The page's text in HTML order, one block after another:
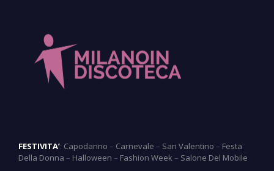
FESTIVITA’: Capodanno – Carnevale – San Valentino – Festa
Della Donna – Halloween – Fashion Week – Salone Del Mobile